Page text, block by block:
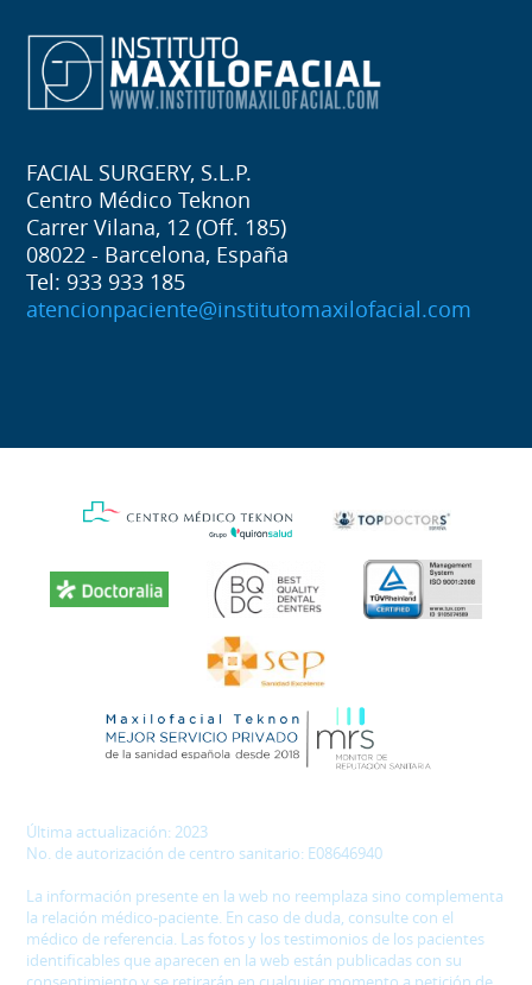
FACIAL SURGERY, S.L.P.
Centro Médico Teknon
Carrer Vilana, 12 (Off. 185)
08022 - Barcelona, España
Tel: 933 933 185
atencionpaciente@institutomaxilofacial.com
Última actualización: 2023
No. de autorización de centro sanitario: E08646940
La información presente en la web no reemplaza sino complementa
la relación médico-paciente. En caso de duda, consulte con el
médico de referencia. Las fotos y los testimonios de los pacientes
identificables que aparecen en la web están publicadas con su